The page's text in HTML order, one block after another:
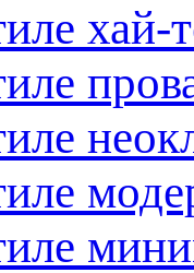
хай-